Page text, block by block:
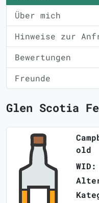
Über mich
Hinweise zur
Bewertungen
Freunde
Glen Scotia
old
WID: